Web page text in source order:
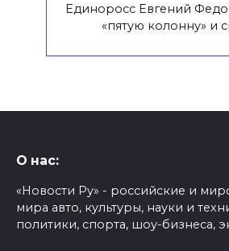
Единоросс Евгений
«пятую колонну» и
О нас:
«Новости Ру» - российские и
мира авто, культуры, науки и
политики, спорта, шоу-бизнеса,